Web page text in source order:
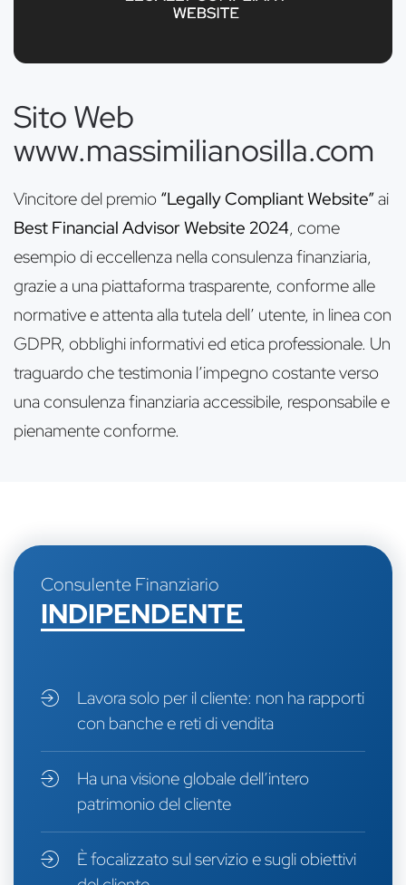
Sito Web
www.massimilianosilla.com
Vincitore del premio “Legally Compliant Website”ai
Best Financial Advisor Website 2024, come
esempio di eccellenza nella consulenza finanziaria,
grazie a una piattaforma trasparente, conforme alle
normative e attenta alla tutela dell’ utente, in linea con
GDPR, obblighi informativi ed etica professionale. Un
traguardo che testimonia l’impegno costante verso
una consulenza finanziaria accessibile, responsabile e
pienamente conforme.
Consulente Finanziario
INDIPENDENTE
Lavora solo per il cliente: non ha rapporti
con banche e reti di vendita
Ha una visione globale dell’intero
patrimonio del cliente
È focalizzato sul servizio e sugli obiettivi